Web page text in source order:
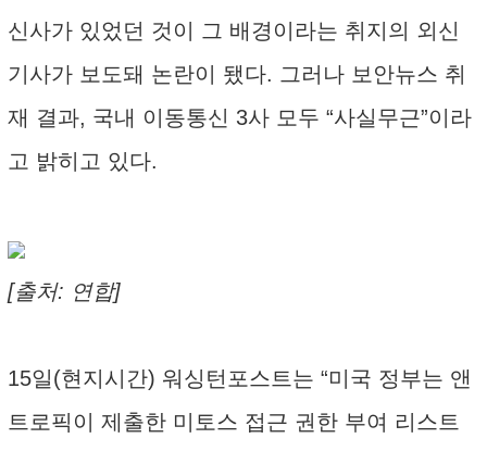
신사가 있었던 것이 그 배경이라는 취지의 외신
기사가 보도돼 논란이 됐다. 그러나 보안뉴스 취
재 결과, 국내 이동통신 3사 모두 “사실무근”이라
고 밝히고 있다.
[출처: 연합]
15일(현지시간) 워싱턴포스트는 “미국 정부는 앤
트로픽이 제출한 미토스 접근 권한 부여 리스트